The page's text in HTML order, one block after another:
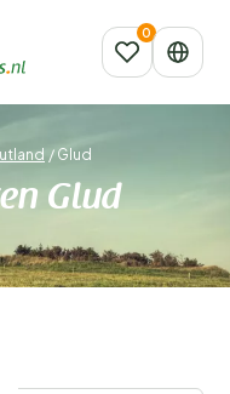
/ Glud
Glud